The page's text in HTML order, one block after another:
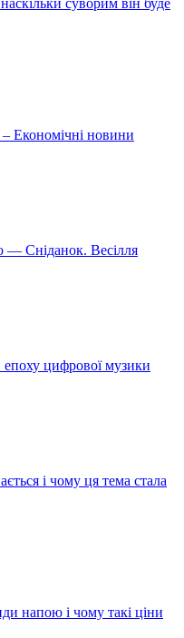
Економічні новини
— Сніданок. Весілля
епоху цифрової музики
і чому ця тема стала
напою і чому такі ціни